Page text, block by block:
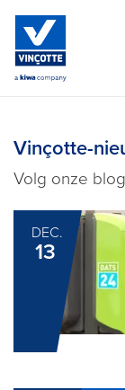
Vinçotte-
Volg onze
DEC.
13